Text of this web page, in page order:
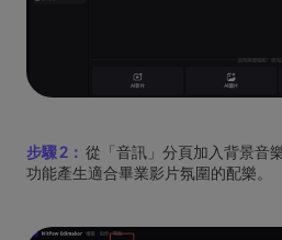
步驟 2： 從「音訊」分頁加入背景音
功能產生適合畢業影片氛圍的配樂。